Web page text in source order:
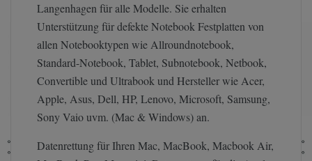
Langenhagen für alle Modelle. Sie erhalten
Unterstützung für defekte Notebook Festplatten von
allen Notebooktypen wie Allroundnotebook,
Standard-Notebook, Tablet, Subnotebook, Netbook,
Convertible und Ultrabook und Hersteller wie Acer,
Apple, Asus, Dell, HP, Lenovo, Microsoft, Samsung,
Sony Vaio uvm. (Mac & Windows) an.
Datenrettung für Ihren Mac, MacBook, Macbook Air,